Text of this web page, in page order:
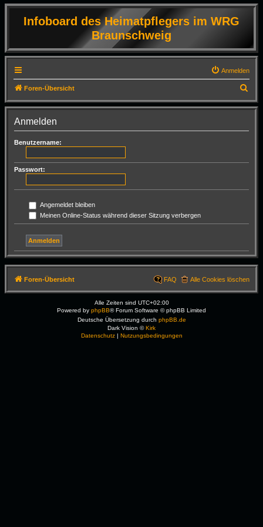
Infoboard des Heimatpflegers im WRG
Braunschweig
Anmelden
Foren-Übersicht
u
Anmelden
Benutzername:
Passwort:
Angemeldet bleiben
Meinen Online-Status während dieser Sitzung verbergen
Foren-Übersicht Alle Cookies löschen
FAQ
Alle Zeiten sind UTC+02:00
Powered by phpBB® Forum Software © phpBB Limited
Deutsche Übersetzung durch phpBB.de
Dark Vision ©Kirk
Datenschutz| Nutzungsbedingungen